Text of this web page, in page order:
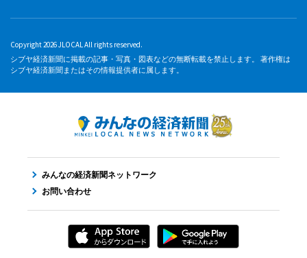
Copyright 2026 JLOCAL All rights reserved.
シブヤ経済新聞に掲載の記事・写真・図表などの無断転載を禁止します。 著作権は
シブヤ経済新聞またはその情報提供者に属します。
みんなの経済新聞ネットワーク
お問い合わせ